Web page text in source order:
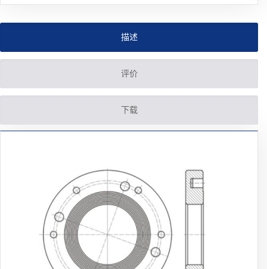
描述
评价
下载